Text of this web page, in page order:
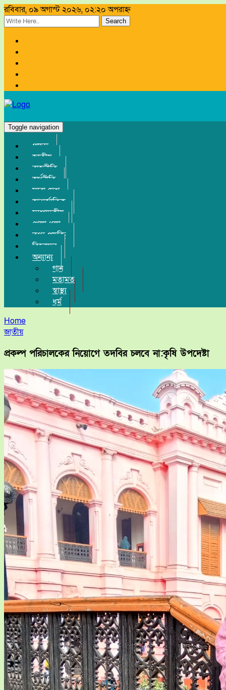
রবিবার, ০৯ অগাস্ট ২০২৬, ০২:২০ অপরাহ্ন
Search
Toggle navigation
প্রচ্ছদ
জাতীয়
রাজনীতি
অর্থনীতি
সারা দেশ
আন্তর্জাতিক
সম্পাদকীয়
খেলা-ধুলা
তথ্য-প্রযুক্তি
বিনোদন
অন্যান্য
গান
মতামত
স্বাস্থ্য
ধর্ম
Home
জাতীয়
প্রকল্প পরিচালকের নিয়োগে তদবির চলবে না:কৃষি উপদেষ্টা